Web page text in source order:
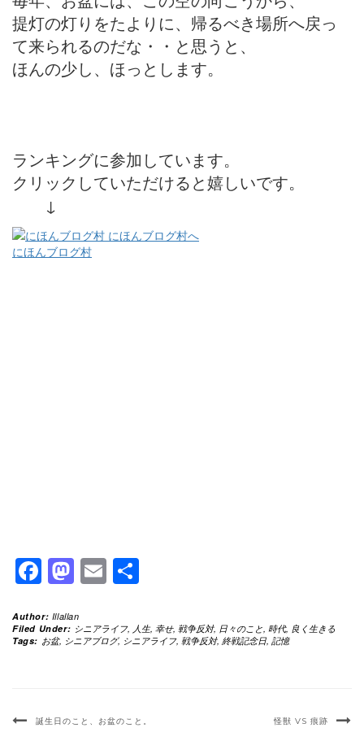
提灯の灯りをたよりに、帰るべき場所へ戻っ
て来られるのだな・・と思うと、
ほんの少し、ほっとします。
ランキングに参加しています。
クリックしていただけると嬉しいです。
↓
にほんブログ村
Facebook
Mastodon
Email
Author: Illallan
Filed Under: シニアライフ, 人生, 幸せ, 戦争反対, 日々のこと, 時代, 良く生きる
Tags: お盆, シニアブログ, シニアライフ, 戦争反対, 終戦記念日, 記憶
誕生日のこと、お盆のこと。 怪獣 VS 痕跡